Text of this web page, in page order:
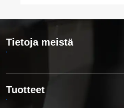
Tietoja meistä
Tuotteet